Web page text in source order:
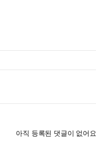
아직 등록된 댓글이 없어요